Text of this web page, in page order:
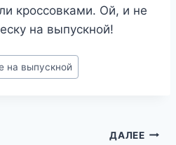
кроссовками. Ой, и не
на выпускной!
на выпускной
ДАЛЕЕ